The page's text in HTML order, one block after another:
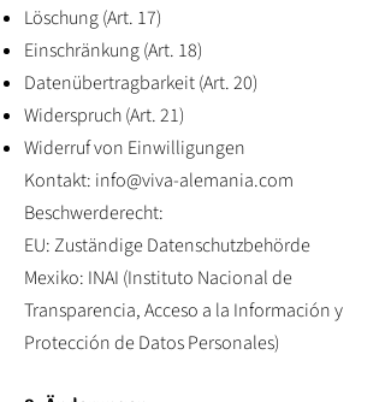
Löschung (Art. 17)
Einschränkung (Art. 18)
Datenübertragbarkeit (Art. 20)
Widerspruch (Art. 21)
Widerruf von Einwilligungen
Kontakt: info@viva-alemania.com
Beschwerderecht:
EU: Zuständige Datenschutzbehörde
Mexiko: INAI (Instituto Nacional de
Transparencia, Acceso a la Información y
Protección de Datos Personales)